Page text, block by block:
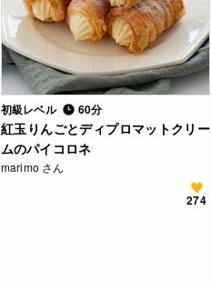
初級レベル 60分
紅玉りんごとディプロマットクリー
ムのパイコロネ
marimo さん
274